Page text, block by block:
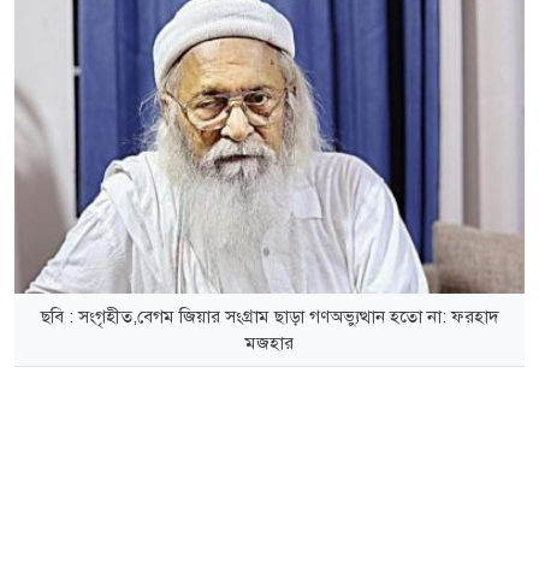
ছবি : সংগৃহীত,বেগম জিয়ার সংগ্রাম ছাড়া গণঅভ্যুত্থান হতো না: ফরহাদ
মজহার